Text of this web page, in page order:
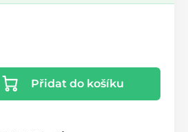
Přidat do košíku